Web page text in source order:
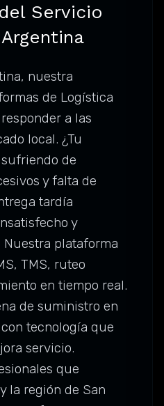
Servicio
nuestra
de Logística
a las
local. ¿Tu
de
y falta de
tardía
y
plataforma
TMS, ruteo
en tiempo real.
de suministro en
tecnología que
servicio.
que
la región de San